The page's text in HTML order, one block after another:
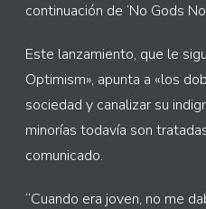
continuación de ‘No Gods
Este lanzamiento, que le
Optimism», apunta a «los
sociedad y canalizar su
minorías todavía son
comunicado.
“Cuando era joven, no me